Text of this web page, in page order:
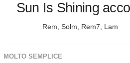
Sun Is Shining
Rem, Solm, Rem7, Lam
MOLTO SEMPLICE